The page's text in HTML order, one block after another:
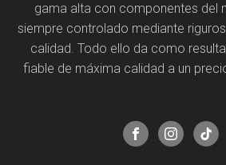
gama alta con componentes del
siempre controlado mediante
calidad. Todo ello da como
fiable de máxima calidad a un